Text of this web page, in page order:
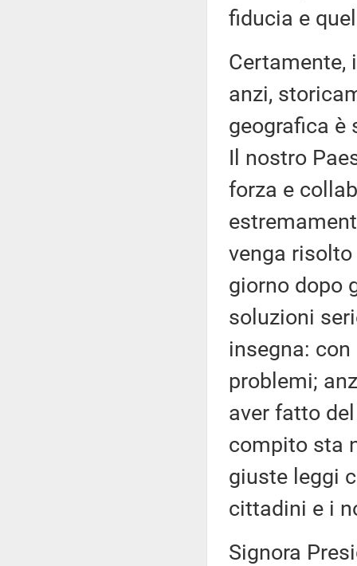
fiducia e
Certamente,
anzi,
geografica è
Il nostro
forza e
venga
giorno dopo
soluzioni
insegna:
problemi;
aver fatto
compito sta
giuste leggi
cittadini e i
Signora